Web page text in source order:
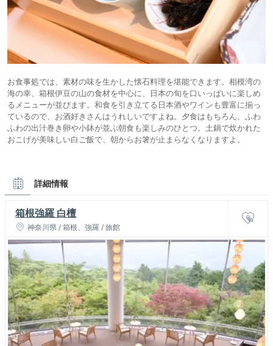
お食事処では、素材の味を生かした懐石料理を堪能できます。相模湾の
海の幸、箱根伊豆の山の食材を中心に、日本の旬を口いっぱいに楽しめ
るメニューが並びます。和食を引き立てる日本酒やワインも豊富に揃っ
ているので、お酒好きさんはうれしいですよね。夕食はもちろん、ふわ
ふわの出汁巻き卵や小鉢が並ぶ朝食も楽しみのひとつ。土鍋で炊かれた
おこげが美味しい白ご飯で、朝からお箸が止まらなくなりますよ。
詳細情報
箱根強羅 白檀
神奈川県 / 箱根、強羅 / 旅館